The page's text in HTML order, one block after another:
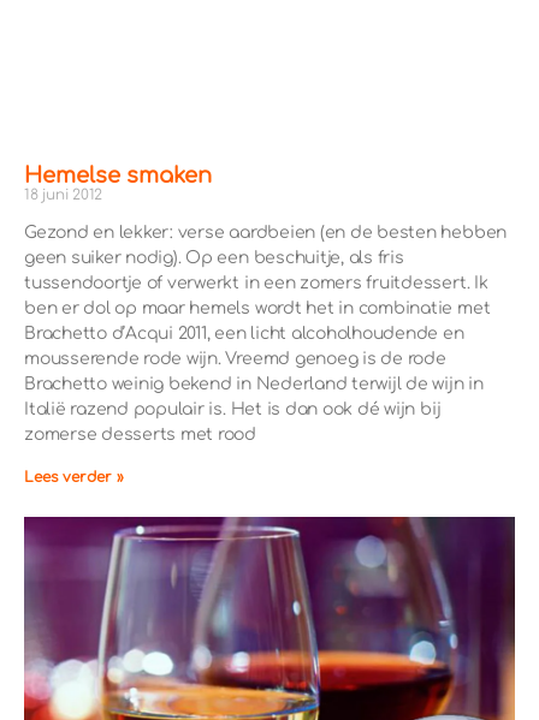
Hemelse smaken
18 juni 2012
Gezond en lekker: verse aardbeien (en de besten hebben
geen suiker nodig). Op een beschuitje, als fris
tussendoortje of verwerkt in een zomers fruitdessert. Ik
ben er dol op maar hemels wordt het in combinatie met
Brachetto d’Acqui 2011, een licht alcoholhoudende en
mousserende rode wijn. Vreemd genoeg is de rode
Brachetto weinig bekend in Nederland terwijl de wijn in
Italië razend populair is. Het is dan ook dé wijn bij
zomerse desserts met rood
Lees verder »